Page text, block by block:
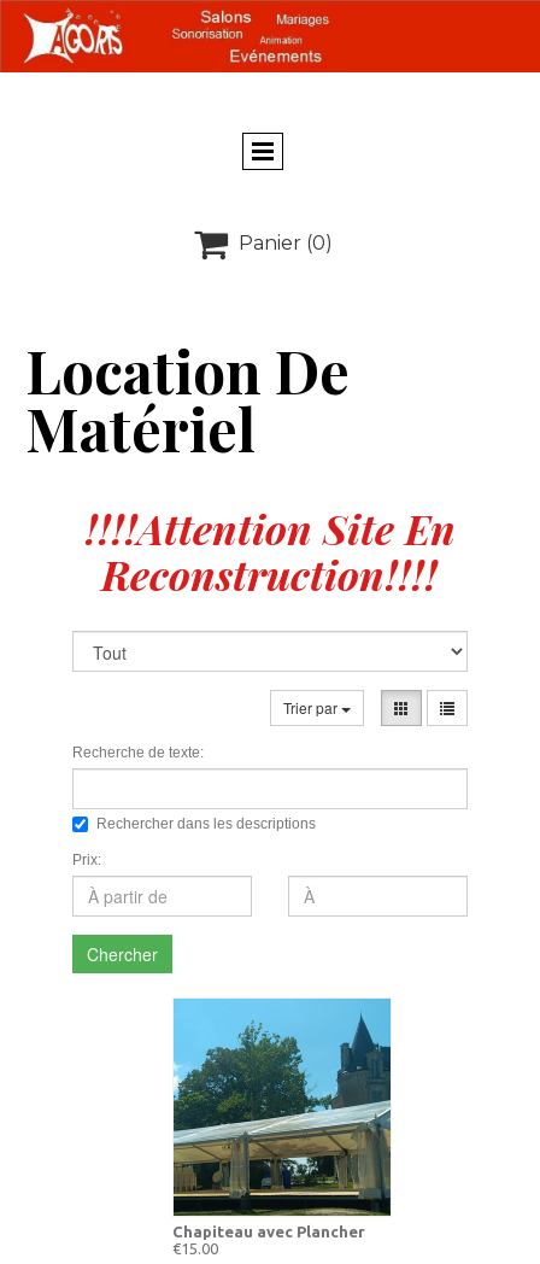
 Panier (0)
Location De
Matériel
!!!!Attention Site En
Reconstruction!!!!
Trier par
Recherche de texte:
Rechercher dans les descriptions
Prix:
Chercher
Chapiteau avec Plancher
€15.00